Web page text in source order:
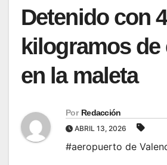
Detenido con 4
kilogramos de
en la maleta
Por Redacción
ABRIL 13, 2026
#aeropuerto de